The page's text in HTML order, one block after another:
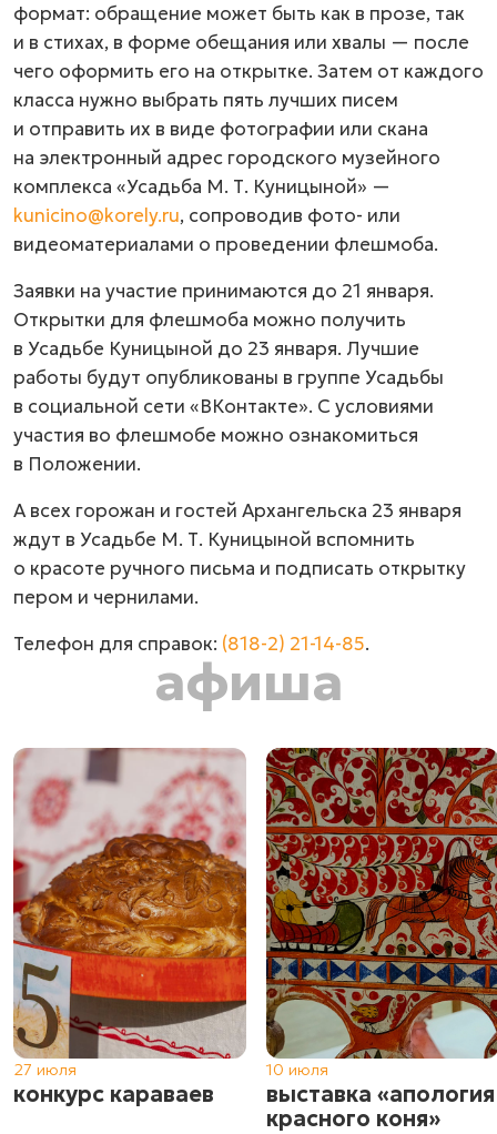
формат: обращение может быть как в прозе, так
и в стихах, в форме обещания или хвалы — после
чего оформить его на открытке. Затем от каждого
класса нужно выбрать пять лучших писем
и отправить их в виде фотографии или скана
на электронный адрес городского музейного
комплекса «Усадьба М. Т. Куницыной» —
kunicino@korely.ru, сопроводив фото- или
видеоматериалами о проведении флешмоба.
Заявки на участие принимаются до 21 января.
Открытки для флешмоба можно получить
в Усадьбе Куницыной до 23 января. Лучшие
работы будут опубликованы в группе Усадьбы
в социальной сети «ВКонтакте». С условиями
участия во флешмобе можно ознакомиться
в Положении.
А всех горожан и гостей Архангельска 23 января
ждут в Усадьбе М. Т. Куницыной вспомнить
о красоте ручного письма и подписать открытку
пером и чернилами.
Телефон для справок: (818-2) 21-14-85.
афиша
27 июля
конкурс караваев
10 июля
выставка «апология
красного коня»